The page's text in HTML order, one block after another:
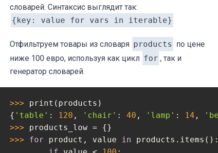
словарей. Синтаксис выглядит так:
{key: value for vars in iterable}
Отфильтруем товары из словаря products по цене
ниже 100 евро, используя как цикл for , так и
генератор словарей.
>>> print(products)
{ 'table' : 120 , 'chair' : 40 , 'lamp' : 14 ,
>>>
>>> for product, value in